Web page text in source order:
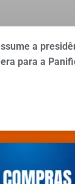
a
para a